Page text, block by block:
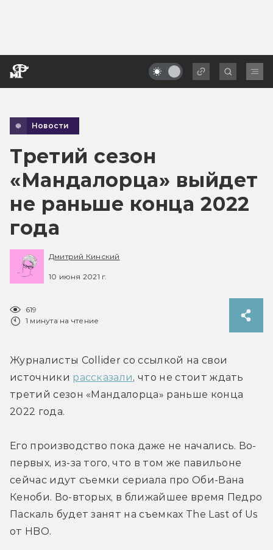
Новости
Третий сезон
«Мандалорца» выйдет
не раньше конца 2022
года
Дмитрий Кинский
10 июня 2021 г.
619
1 минута на чтение
Журналисты Collider со ссылкой на свои
источники рассказали, что не стоит ждать
третий сезон «Мандалорца» раньше конца
2022 года.
Его производство пока даже не начались. Во-
первых, из-за того, что в том же павильоне
сейчас идут съемки сериала про Оби-Вана
Кеноби. Во-вторых, в ближайшее время Педро
Паскаль будет занят на съемках The Last of Us
от HBO.